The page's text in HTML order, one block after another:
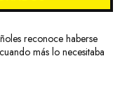
reconoce haberse
más lo necesitaba